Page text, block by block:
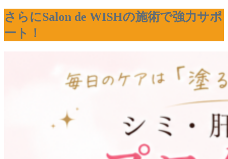
さらにSalon de WISHの施術で強力サポ
ート！